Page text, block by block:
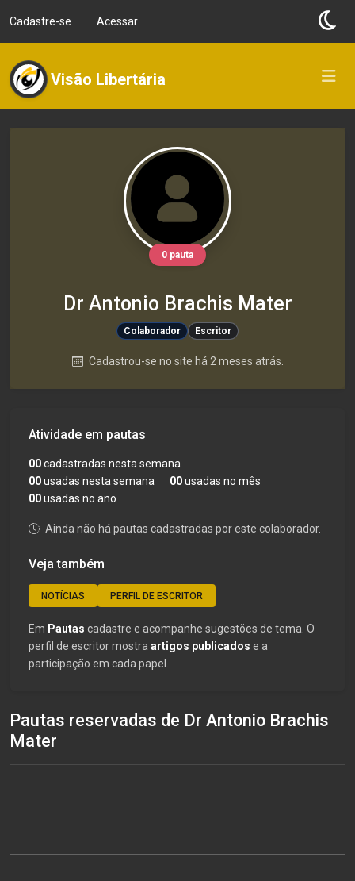
Cadastre-se Acessar
Visão Libertária
0 pauta
Dr Antonio Brachis Mater
Colaborador Escritor
Cadastrou-se no site há 2 meses atrás.
Atividade em pautas
00cadastradas nesta semana
00usadas nesta semana 00usadas no mês
00usadas no ano
Ainda não há pautas cadastradas por este colaborador.
Veja também
NOTÍCIAS PERFIL DE ESCRITOR
Em Pautas cadastre e acompanhe sugestões de tema. O
perfil de escritor mostra artigos publicados e a
participação em cada papel.
Pautas reservadas de Dr Antonio Brachis
Mater